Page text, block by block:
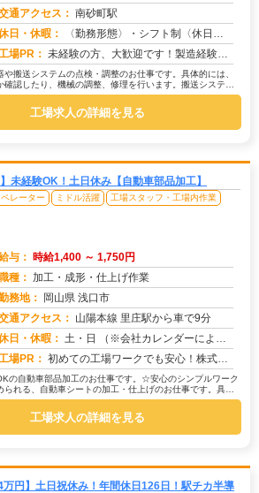
通アクセス： 南砂町駅
日・休暇：
〈勤務形態〉・シフト制〈休日〉・5勤2休・3勤1休★ＧＷ★夏季休暇★冬季休暇★年末年始
場PR： 未経験の方、大歓迎です！製造経験や特別な資格は一切不要です。先輩スタッフが丁寧に指導しますので、安心してスタートで...
搬送システムの点検・調整のお仕事です。具体的には、
認したり、機械の調整、修理を行います。搬送システム
す。難...
工場求人の詳細を見る
未経験OK！土日休み【自動車部品加工】
レーター ミドル活躍
工場スタッフ・工場内作業
与： 時給1,400 ～ 1,750円
種： 加工・成形・仕上げ作業
務地：
岡山県 浅口市
通アクセス： 山陽本線 里庄駅から車で9分
日・休暇： 土・日 （※会社カレンダーによる）
場PR： 初めての工場ワークでも安心！株式会社京栄センターでは、未経験の方をしっかりサポートします。☆充実の研修制度で、安心...
の自動車部品加工のお仕事です。☆安心のシンプルワーク
れる、自動車シートの加工・仕上げのお仕事です。具体
械加...
工場求人の詳細を見る
万円】土日祝休み！年間休日126日！駅チカ半導